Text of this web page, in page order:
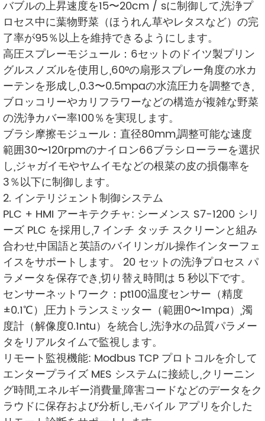
バブルの上昇速度を15〜20cm / sに制御して,洗浄プ
ロセス中に葉物野菜（ほうれん草やレタスなど）の完
了率が95％以上を維持できるようにします。
高圧スプレーモジュール：6セットのドイツ製プリン
グルスノズルを使用し,60°の扇形スプレー角度の水カ
ーテンを形成し,0.3〜0.5mpaの水流圧力を調整でき,
ブロッコリーやカリフラワーなどの構造が複雑な野菜
の洗浄カバー率100％を実現します。
ブラシ摩擦モジュール：直径80mm,調整可能な速度
範囲30〜120rpmのナイロン66ブラシローラーを選択
し,ジャガイモやヤムイモなどの根菜の皮の損傷率を
3％以下に制御します。
2. インテリジェント制御システム
PLC + HMI アーキテクチャ: シーメンス S7-1200 シリ
ーズ PLC を採用し,7 インチ タッチ スクリーンと組み
合わせ,中国語と英語のバイリンガル操作インターフェ
イスをサポートします。 20 セットの洗浄プロセス パ
ラメータを保存でき,切り替え時間は 5 秒以下です。
センサーネットワーク：pt100温度センサー（精度
±0.1℃）,圧力トランスミッター（範囲0〜1mpa）,濁
度計（解像度0.1ntu）を統合し,洗浄水の品質パラメー
タをリアルタイムで監視します。
リモート監視機能: Modbus TCP プロトコルを介して
エンタープライズ MES システムに接続し,クリーニン
グ時間,エネルギー消費量,障害コードなどのデータをク
ラウドに保存および分析し,モバイル アプリを介した